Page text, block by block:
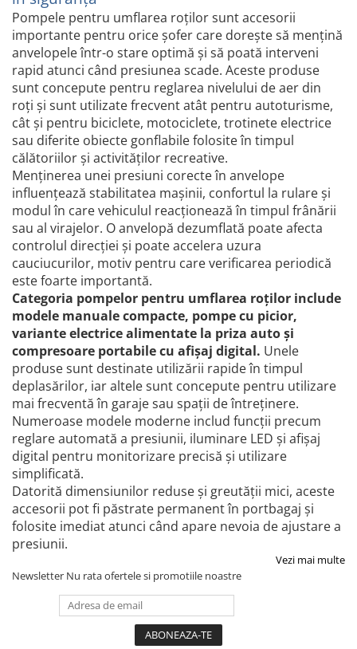
Volvo FH 2 Euro 4
Volvo FH 3 Euro 5
Volvo FH 4 Euro 6
Volvo Model FM
Parasolare Auto pentru Parbriz si
Geamuri
Perii, Bureti si Lavete Auto
Accesorii spalare auto
Lavete si microfibra auto
Manusi si bureti spalare auto
Perii detailing si jante
Perii spalare auto
Prosoape auto pentru uscare
Seturi curatare auto
Statii radio CB auto si camion
Suporturi Numar de Inmatriculare
Suporturi telefon si tableta auto
Testere si Diagnoza Auto
Ventilatoare Auto
Pompele pentru umflarea roților sunt accesorii
importante pentru orice șofer care dorește să mențină
anvelopele într-o stare optimă și să poată interveni
rapid atunci când presiunea scade. Aceste produse
sunt concepute pentru reglarea nivelului de aer din
roți și sunt utilizate frecvent atât pentru autoturisme,
cât și pentru biciclete, motociclete, trotinete electrice
sau diferite obiecte gonflabile folosite în timpul
călătoriilor și activităților recreative.
Menținerea unei presiuni corecte în anvelope
influențează stabilitatea mașinii, confortul la rulare și
modul în care vehiculul reacționează în timpul frânării
sau al virajelor. O anvelopă dezumflată poate afecta
controlul direcției și poate accelera uzura
cauciucurilor, motiv pentru care verificarea periodică
este foarte importantă.
Categoria pompelor pentru umflarea roților include
modele manuale compacte, pompe cu picior,
variante electrice alimentate la priza auto și
compresoare portabile cu afișaj digital. Unele
produse sunt destinate utilizării rapide în timpul
deplasărilor, iar altele sunt concepute pentru utilizare
mai frecventă în garaje sau spații de întreținere.
Numeroase modele moderne includ funcții precum
reglare automată a presiunii, iluminare LED și afișaj
digital pentru monitorizare precisă și utilizare
simplificată.
Datorită dimensiunilor reduse și greutății mici, aceste
accesorii pot fi păstrate permanent în portbagaj și
folosite imediat atunci când apare nevoia de ajustare a
presiunii.
Vezi mai multe
Newsletter Nu rata ofertele si promotiile noastre